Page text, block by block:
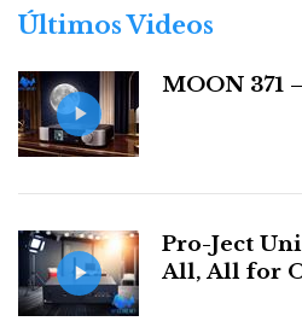
r
s
Últimos Videos
MOON 371
Pro-Ject
All, All for